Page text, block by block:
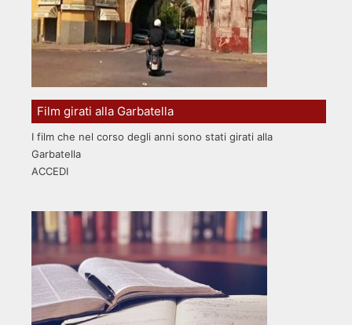
Film girati alla Garbatella
I film che nel corso degli anni sono stati girati alla
Garbatella
ACCEDI